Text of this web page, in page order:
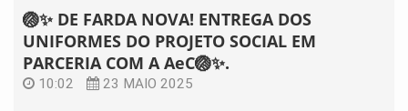
🏐✨ DE FARDA NOVA! ENTREGA DOS
UNIFORMES DO PROJETO SOCIAL EM
PARCERIA COM A AeC🏐✨.
10:02 23 MAIO 2025